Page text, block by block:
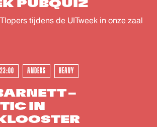
PUBQUIZ
tijdens de UITweek in onze zaal
ANDERS HEAVY
–
IN